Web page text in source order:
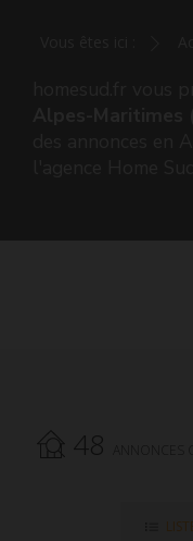
48
LISTE